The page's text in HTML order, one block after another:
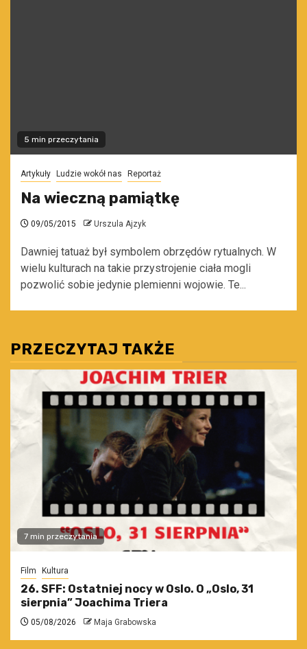
5 min przeczytania
Artykuły Ludzie wokół nas Reportaż
Na wieczną pamiątkę
09/05/2015 Urszula Ajzyk
Dawniej tatuaż był symbolem obrzędów rytualnych. W
wielu kulturach na takie przystrojenie ciała mogli
pozwolić sobie jedynie plemienni wojowie. Te...
PRZECZYTAJ TAKŻE
7 min przeczytania
Film Kultura
26. SFF: Ostatniej nocy w Oslo. O „Oslo, 31
sierpnia” Joachima Triera
05/08/2026 Maja Grabowska